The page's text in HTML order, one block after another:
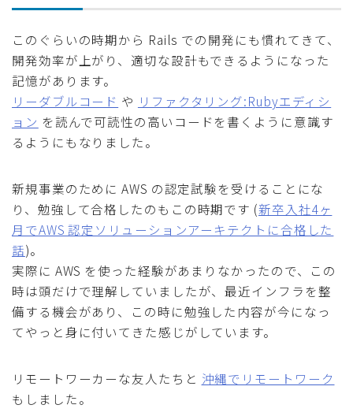
このぐらいの時期から Rails での開発にも慣れてきて、
開発効率が上がり、適切な設計もできるようになった
記憶があります。
リーダブルコード や リファクタリング:Rubyエディシ
ョン を読んで可読性の高いコードを書くように意識す
るようにもなりました。
新規事業のために AWS の認定試験を受けることにな
り、勉強して合格したのもこの時期です (新卒入社4ヶ
月でAWS 認定ソリューションアーキテクトに合格した
話)。
実際に AWS を使った経験があまりなかったので、この
時は頭だけで理解していましたが、最近インフラを整
備する機会があり、この時に勉強した内容が今になっ
てやっと身に付いてきた感じがしています。
リモートワーカーな友人たちと 沖縄でリモートワーク
もしました。